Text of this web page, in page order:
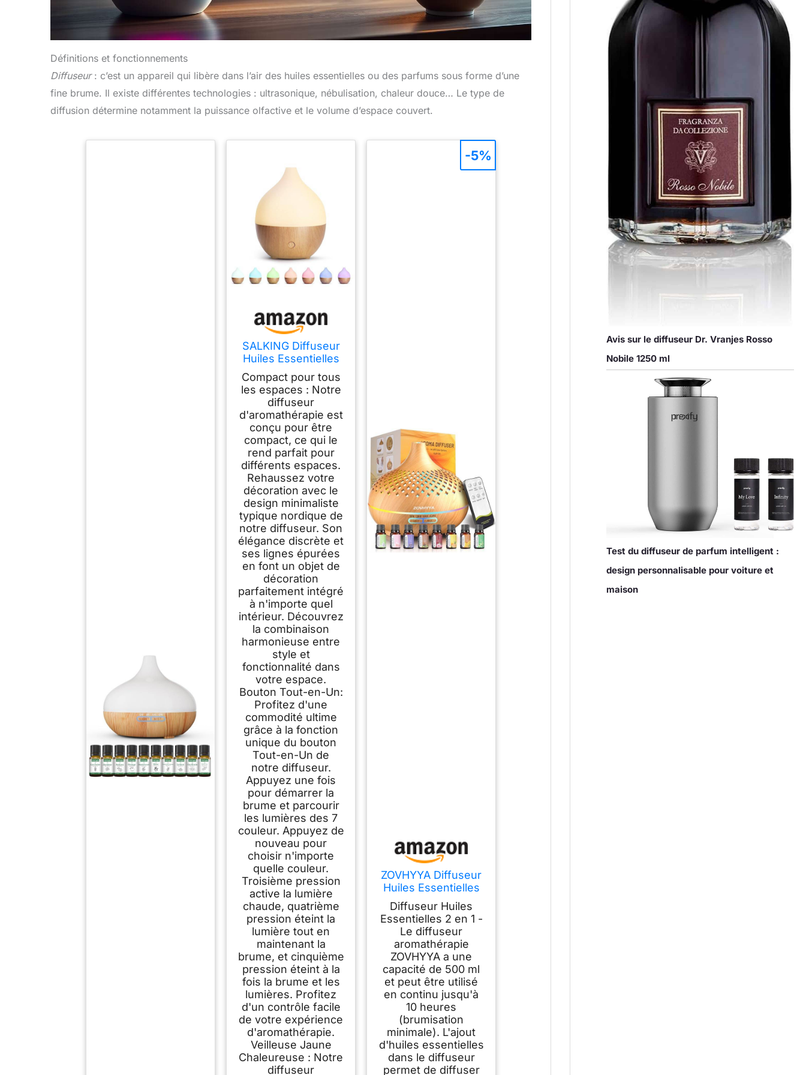
Définitions et fonctionnements
Diffuseur: c’est un appareil qui libère dans l’air des huiles essentielles ou des parfums sous forme d’une
fine brume. Il existe différentes technologies : ultrasonique, nébulisation, chaleur douce… Le type de
diffusion détermine notamment la puissance olfactive et le volume d’espace couvert.
SALKING Diffuseur
Huiles Essentielles
100ml, Diffuseur
Parfum Maison 8
LED
Compact pour tous
les espaces : Notre
diffuseur
d'aromathérapie est
conçu pour être
compact, ce qui le
rend parfait pour
différents espaces.
Rehaussez votre
décoration avec le
design minimaliste
typique nordique de
notre diffuseur. Son
élégance discrète et
ses lignes épurées
en font un objet de
décoration
parfaitement intégré
à n'importe quel
intérieur. Découvrez
la combinaison
harmonieuse entre
style et
fonctionnalité dans
votre espace.
Bouton Tout-en-Un:
Profitez d'une
commodité ultime
grâce à la fonction
unique du bouton
Tout-en-Un de
notre diffuseur.
Appuyez une fois
pour démarrer la
brume et parcourir
les lumières des 7
couleur. Appuyez de
nouveau pour
choisir n'importe
quelle couleur.
Troisième pression
active la lumière
chaude, quatrième
pression éteint la
lumière tout en
maintenant la
brume, et cinquième
pression éteint à la
fois la brume et les
lumières. Profitez
d'un contrôle facile
de votre expérience
d'aromathérapie.
Veilleuse Jaune
Chaleureuse : Notre
diffuseur
ZOVHYYA Diffuseur
Huiles Essentielles
500ML avec
Télécommande 14
LED
Diffuseur Huiles
Essentielles 2 en 1 -
Le diffuseur
aromathérapie
ZOVHYYA a une
capacité de 500 ml
et peut être utilisé
en continu jusqu'à
10 heures
(brumisation
minimale). L'ajout
d'huiles essentielles
dans le diffuseur
permet de diffuser
-5%
Avis sur le diffuseur Dr. Vranjes Rosso
Nobile 1250 ml
Test du diffuseur de parfum intelligent :
design personnalisable pour voiture et
maison